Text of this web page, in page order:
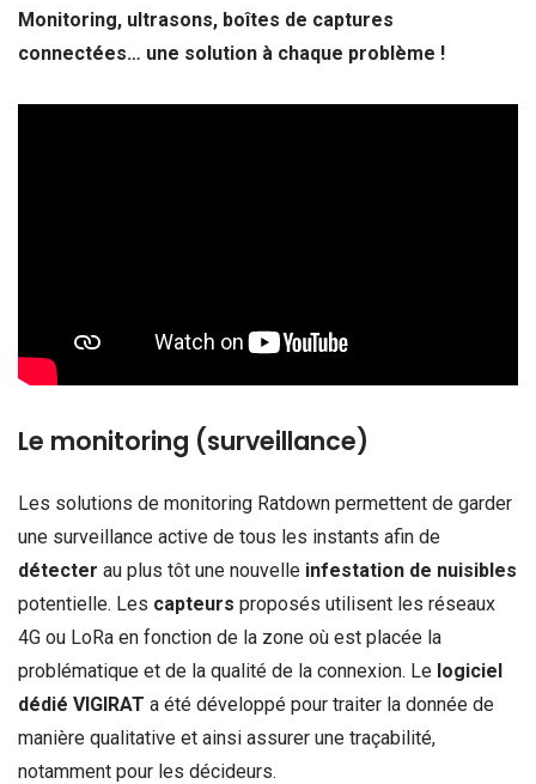
Monitoring, ultrasons, boîtes de captures
connectées… une solution à chaque problème !
Le monitoring (surveillance)
Les solutions de monitoring Ratdown permettent de garder
une surveillance active de tous les instants afin de
détecter au plus tôt une nouvelle infestation de nuisibles
potentielle. Les capteurs proposés utilisent les réseaux
4G ou LoRa en fonction de la zone où est placée la
problématique et de la qualité de la connexion. Le logiciel
dédié VIGIRAT a été développé pour traiter la donnée de
manière qualitative et ainsi assurer une traçabilité,
notamment pour les décideurs.